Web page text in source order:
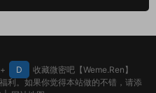
+ D
收藏微密吧【Weme.Ren】
利。如果你觉得本站做的不错，请添